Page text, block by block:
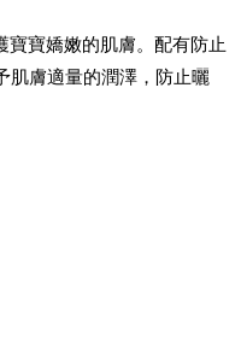
寶寶嬌嫩的肌膚。配有防止
肌膚適量的潤澤，防止曬